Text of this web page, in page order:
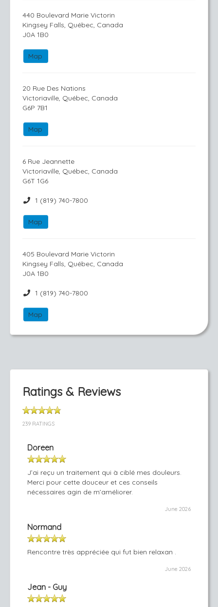
440 Boulevard Marie Victorin
Kingsey Falls, Québec, Canada
J0A 1B0
Map
20 Rue Des Nations
Victoriaville, Québec, Canada
G6P 7B1
Map
6 Rue Jeannette
Victoriaville, Québec, Canada
G6T 1G6
1 (819) 740-7800
Map
405 Boulevard Marie Victorin
Kingsey Falls, Québec, Canada
J0A 1B0
1 (819) 740-7800
Map
Ratings & Reviews
239 RATINGS
Doreen
J’ai reçu un traitement qui à ciblé mes douleurs.
Merci pour cette douceur et ces conseils
nécessaires agin de m’améliorer.
June 2026
Normand
Rencontre très appréciée qui fut bien relaxan .
June 2026
Jean - Guy